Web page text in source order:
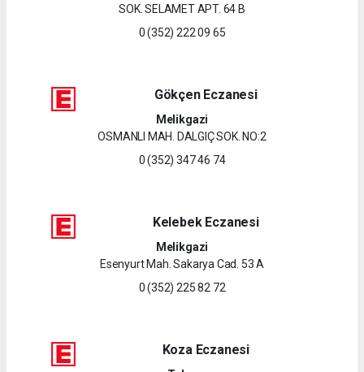
SOK. SELAMET APT. 64 B
0 (352) 222 09 65
Gökçen Eczanesi
Melikgazi
OSMANLI MAH. DALGIÇ SOK. NO:2
0 (352) 347 46 74
Kelebek Eczanesi
Melikgazi
Esenyurt Mah. Sakarya Cad. 53 A
0 (352) 225 82 72
Koza Eczanesi